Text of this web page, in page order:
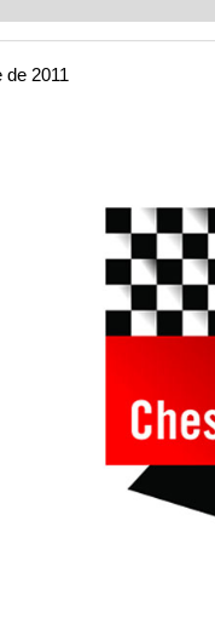
intelligently and
ever before.
2011